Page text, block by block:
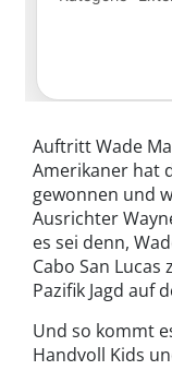
Auftritt Wade
Amerikaner hat
gewonnen und
Ausrichter
es sei denn,
Cabo San
Pazifik Jagd auf
Und so kommt
Handvoll Kids